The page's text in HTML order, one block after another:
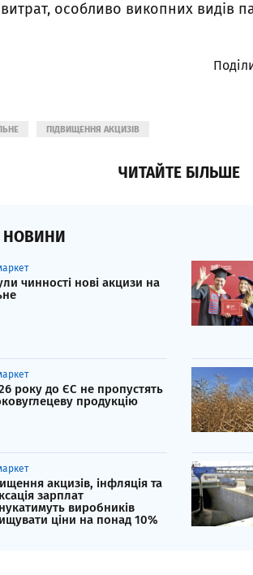
особливо викопних видів
ПІДВИЩЕННЯ АКЦИЗІВ
ЧИТАЙТЕ БІЛЬШЕ
НОВИНИ
чинності нові акцизи на
року до ЄС не пропустять
продукцію
акцизів, інфляція та
зарплат
виробників
ціни на понад 10%